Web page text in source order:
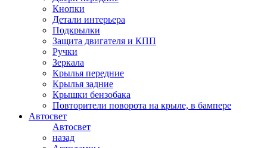
Кнопки
Детали интерьера
Подкрылки
Защита двигателя и КПП
Ручки
Зеркала
Крылья передние
Крылья задние
Крышки бензобака
Повторители поворота на крыле, в бампере
Автосвет
Автосвет
назад